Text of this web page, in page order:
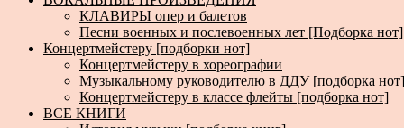
КЛАВИРЫ опер и балетов
Песни военных и послевоенных лет [Подборка нот]
Концертмейстеру [подборки нот]
Концертмейстеру в хореографии
Музыкальному руководителю в ДДУ [подборка нот]
Концертмейстеру в классе флейты [подборка нот]
ВСЕ КНИГИ